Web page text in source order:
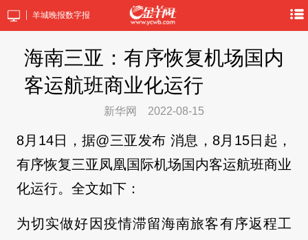
羊城晚报数字报
海南三亚：有序恢复机场国内
客运航班商业化运行
新华网 2022-08-15
8月14日，据@三亚发布 消息，8月15日起，
有序恢复三亚凤凰国际机场国内客运航班商业
化运行。全文如下：
为切实做好因疫情滞留海南旅客有序返程工